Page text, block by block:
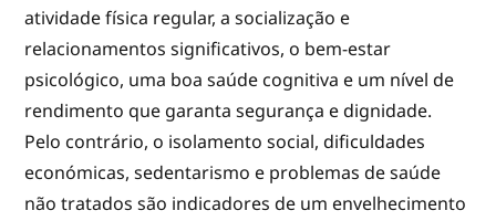
atividade física regular, a socialização e
relacionamentos significativos, o bem-estar
psicológico, uma boa saúde cognitiva e um nível de
rendimento que garanta segurança e dignidade.
Pelo contrário, o isolamento social, dificuldades
económicas, sedentarismo e problemas de saúde
não tratados são indicadores de um envelhecimento